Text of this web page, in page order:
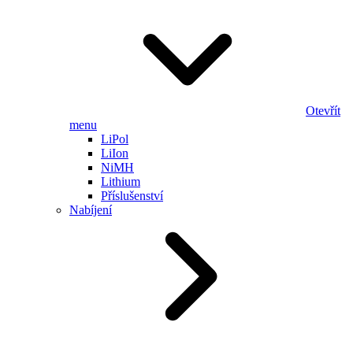
Otevřít
menu
LiPol
LiIon
NiMH
Lithium
Příslušenství
Nabíjení